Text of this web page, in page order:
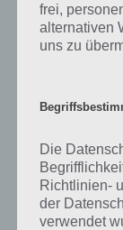
Wird die
ist damit ein
um eine
Bei einem Spiel
betriebene
ausgerichtet ist.
können in Form
frei,
alternativen
uns zu
Die
Richtlinien-
der
verwendet